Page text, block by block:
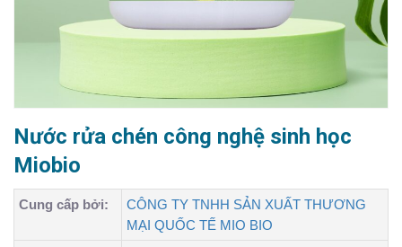
Nước rửa chén công nghệ sinh học
Miobio
Cung cấp bởi:
CÔNG TY TNHH SẢN XUẤT THƯƠNG
MẠI QUỐC TẾ MIO BIO